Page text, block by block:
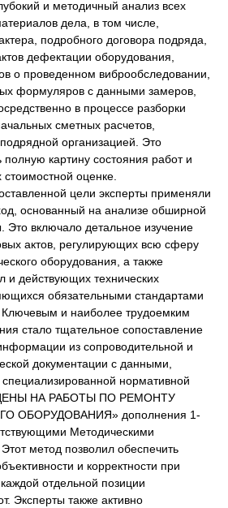
и методичный анализ всех
дела, в том числе,
подробного договора подряда,
дефектации оборудования,
о проведенном виброобследовании,
формуляров с данными замеров,
в процессе разборки
сметных расчетов,
организацией. Это
полную картину состояния работ и
стоимостной оценке.
цели эксперты применяли
основанный на анализе обширной
Это включало детальное изучение
актов, регулирующих всю сферу
оборудования, а также
и действующих технических
обязательными стандартами
Ключевым и наиболее трудоемким
стало тщательное сопоставление
из сопроводительной и
документации с данными,
нормативной
НА РАБОТЫ ПО РЕМОНТУ
ОБОРУДОВАНИЯ» дополнения 1-
Методическими
метод позволил обеспечить
и корректности при
отдельной позиции
Эксперты также активно